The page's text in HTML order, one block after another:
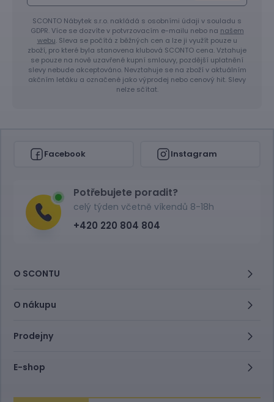
SCONTO Nábytek s.r.o. nakládá s osobními údaji v souladu s
GDPR. Více se dozvíte v potvrzovacím e-mailu nebo na našem
webu. Sleva se počítá z běžných cen a lze ji využít pouze u
zboží, pro které byla stanovena klubová SCONTO cena. Vztahuje
se pouze na nově uzavřené kupní smlouvy, pozdější uplatnění
slevy nebude akceptováno. Nevztahuje se na zboží v aktuálním
akčním letáku a označené jako výprodej nebo cenový hit. Slevy
nelze sčítat.
Facebook Instagram
Potřebujete poradit?
celý týden včetně víkendů 8-18h
+420 220 804 804
O SCONTU
O nákupu
Prodejny
E-shop